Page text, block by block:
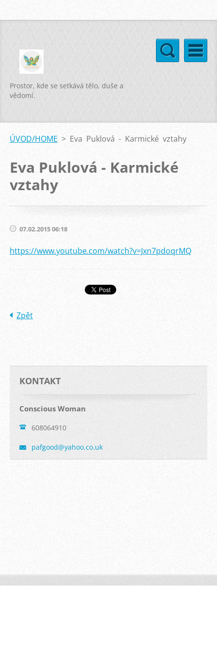
Prostor, kde se setkává tělo, duše a
vědomí.
ÚVOD/HOME > Eva Puklová - Karmické vztahy
Eva Puklová - Karmické
vztahy
07.02.2015 06:18
https://www.youtube.com/watch?v=Jxn7pdoqrMQ
Zpět
KONTAKT
Conscious Woman
608064910
pafgood@yahoo.co.uk